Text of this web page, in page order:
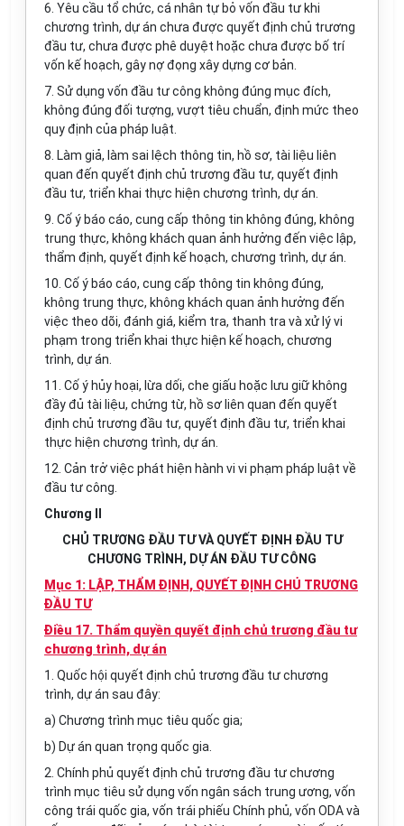
6. Yêu cầu tổ chức, cá nhân tự bỏ vốn đầu tư khi
chương trình, dự án chưa được quyết định chủ trương
đầu tư, chưa được phê duyệt hoặc chưa được bố trí
vốn kế hoạch, gây nợ đọng xây dựng cơ bản.
7. Sử dụng vốn đầu tư công không đúng mục đích,
không đúng đối tượng, vượt tiêu chuẩn, định mức theo
quy định của pháp luật.
8. Làm giả, làm sai lệch thông tin, hồ sơ, tài liệu liên
quan đến quyết định chủ trương đầu tư, quyết định
đầu tư, triển khai thực hiện chương trình, dự án.
9. Cố ý báo cáo, cung cấp thông tin không đúng, không
trung thực, không khách quan ảnh hưởng đến việc lập,
thẩm định, quyết định kế hoạch, chương trình, dự án.
10. Cố ý báo cáo, cung cấp thông tin không đúng,
không trung thực, không khách quan ảnh hưởng đến
việc theo dõi, đánh giá, kiểm tra, thanh tra và xử lý vi
phạm trong triển khai thực hiện kế hoạch, chương
trình, dự án.
11. Cố ý hủy hoại, lừa dối, che giấu hoặc lưu giữ không
đầy đủ tài liệu, chứng từ, hồ sơ liên quan đến quyết
định chủ trương đầu tư, quyết định đầu tư, triển khai
thực hiện chương trình, dự án.
12. Cản trở việc phát hiện hành vi vi phạm pháp luật về
đầu tư công.
Chương II
CHỦ TRƯƠNG ĐẦU TƯ VÀ QUYẾT ĐỊNH ĐẦU TƯ
CHƯƠNG TRÌNH, DỰ ÁN ĐẦU TƯ CÔNG
Mục 1: LẬP, THẨM ĐỊNH, QUYẾT ĐỊNH CHỦ TRƯƠNG
ĐẦU TƯ
Điều 17. Thẩm quyền quyết định chủ trương đầu tư
chương trình, dự án
1. Quốc hội quyết định chủ trương đầu tư chương
trình, dự án sau đây:
a) Chương trình mục tiêu quốc gia;
b) Dự án quan trọng quốc gia.
2. Chính phủ quyết định chủ trương đầu tư chương
trình mục tiêu sử dụng vốn ngân sách trung ương, vốn
công trái quốc gia, vốn trái phiếu Chính phủ, vốn ODA và